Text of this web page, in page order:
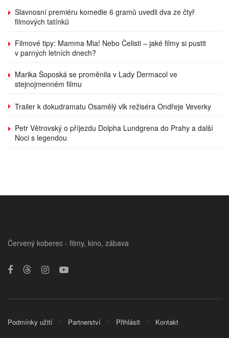
Slavnosní premiéru komedie 6 gramů uvedli dva ze čtyř
filmových tatínků
Filmové tipy: Mamma Mia! Nebo Čelisti – jaké filmy si pustit
v parných letních dnech?
Marika Šoposká se proměnila v Lady Dermacol ve
stejnojmenném filmu
Trailer k dokudramatu Osamělý vlk režiséra Ondřeje Veverky
Petr Větrovský o příjezdu Dolpha Lundgrena do Prahy a další
Noci s legendou
Červený koberec - filmy, kino, zábava
Podmínky užití Partnerství Přihlásit Kontakt